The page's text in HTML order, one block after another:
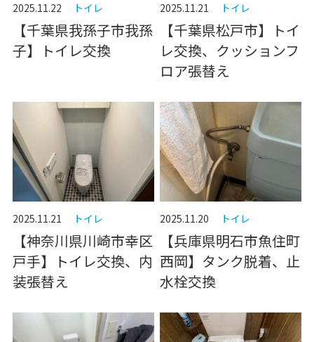
2025.11.22 トイレ
【千葉県我孫子市我孫
子】トイレ交換
2025.11.21 トイレ
【千葉県松戸市】トイ
レ交換、クッションフ
ロア張替え
2025.11.21 トイレ
【神奈川県川崎市幸区
戸手】トイレ交換、内
装張替え
2025.11.20 トイレ
【兵庫県明石市魚住町
西岡】タンク脱着、止
水栓交換